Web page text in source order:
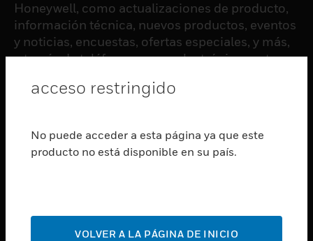
Honeywell, como actualizaciones de producto,
información técnica, nuevos productos, eventos
y noticias, encuestas, ofertas especiales, y más,
a través de teléfono, correo electrónico, y otras
Cambiar vista
acceso restringido
No puede acceder a esta página ya que este
producto no está disponible en su país.
VOLVER A LA PÁGINA DE INICIO